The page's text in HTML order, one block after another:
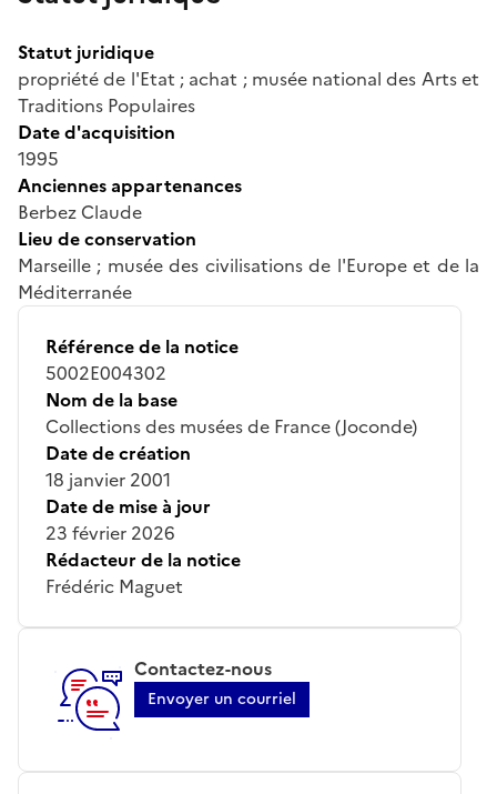
Statut juridique
propriété de l'Etat ; achat ; musée national des Arts et
Traditions Populaires
Date d'acquisition
1995
Anciennes appartenances
Berbez Claude
Lieu de conservation
Marseille ; musée des civilisations de l'Europe et de la
Méditerranée
Référence de la notice
5002E004302
Nom de la base
Collections des musées de France (Joconde)
Date de création
18 janvier 2001
Date de mise à jour
23 février 2026
Rédacteur de la notice
Frédéric Maguet
Contactez-nous
Envoyer un courriel